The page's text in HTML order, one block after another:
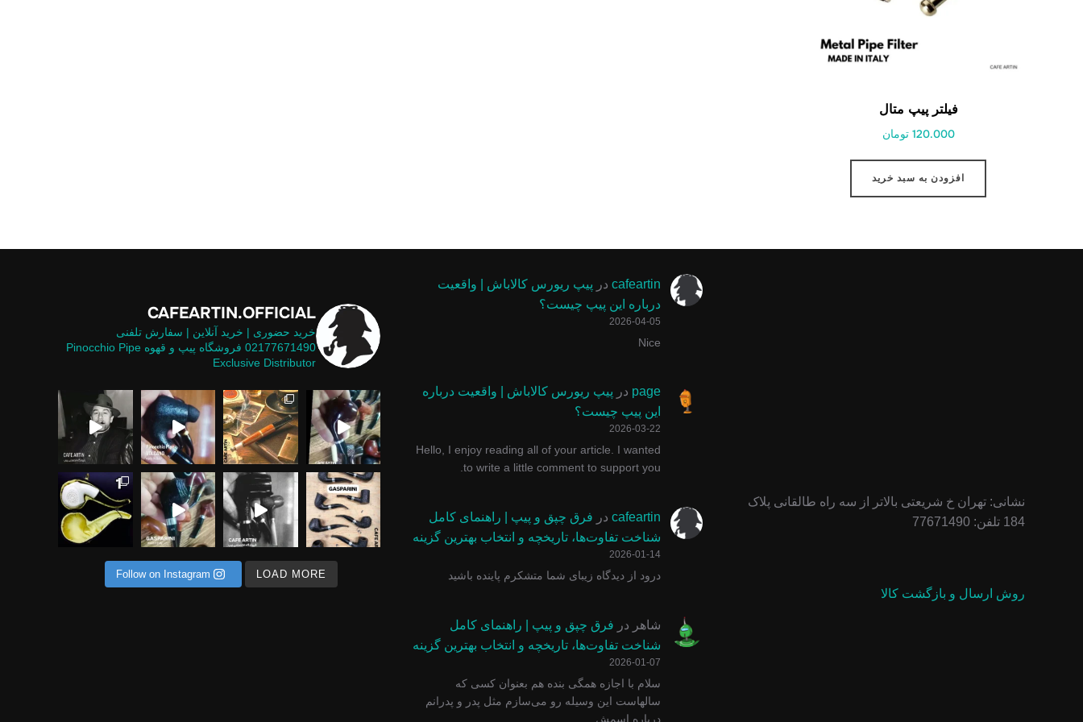
فیلتر پیپ متال
120.000 تومان
افزودن به سبد خرید
نشانی: تهران خ شریعتی بالاتر از سه راه طالقانی پلاک
184 تلفن: 77671490
روش ارسال و بازگشت کالا
cafeartin در پیپ ریورس کالاباش | واقعیت
درباره این پیپ چیست؟
2026-04-05
Nice
page در پیپ ریورس کالاباش | واقعیت درباره
این پیپ چیست؟
2026-03-22
Hello, I enjoy reading all of your article. I wanted
to write a little comment to support you.
cafeartin در فرق چپق و پیپ | راهنمای کامل
شناخت تفاوت‌ها، تاریخچه و انتخاب بهترین گزینه
2026-01-14
درود از دیدگاه زیبای شما متشکرم پاینده باشید
شاهر در فرق چپق و پیپ | راهنمای کامل
شناخت تفاوت‌ها، تاریخچه و انتخاب بهترین گزینه
2026-01-07
سلام با اجازه همگی بنده هم بعنوان کسی که
سالهاست این وسیله رو می‌سازم مثل پدر و پدرانم
درباره اسمش…
CAFEARTIN.OFFICIAL
خرید حضوری | خرید آنلاین | سفارش تلفنی
02177671490 فروشگاه پیپ و قهوه Pinocchio Pipe
Exclusive Distributor
پیپ های سری پلی استر پینوکیو پایپ درخشندگی عالی و
چوب سیگار ایتالیایی برابر گلد امکان استفاده از فیل
پیپ ولکانو یا آتشفشان یکی از خاص ترین شیپ های موج
با پول زیاد وارد کسب و کار نشین یه دوستی می‌گفت هم
یه عده میگن پول خوب نیست .... وقتی معنای کلمات هم
#پیپ #پیپ_دستساز #smokingpipe #pinocchiopipe #توتوپیپ گاسپارینی سری روستیک محصولی ناب و استثنایی در
پیپ مرشام یکی از خاص ترین متریال ها برای ساخت پیپ
LOAD MORE
Follow on Instagram